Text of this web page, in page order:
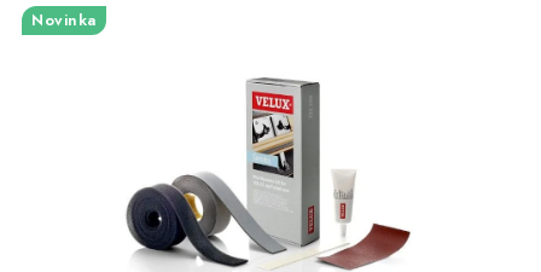
Reklamace a vrácení zboží
Zásady používania súborov cookie
Podmínky ochrany osobních údajů
Obchodní podmínky
Novinka